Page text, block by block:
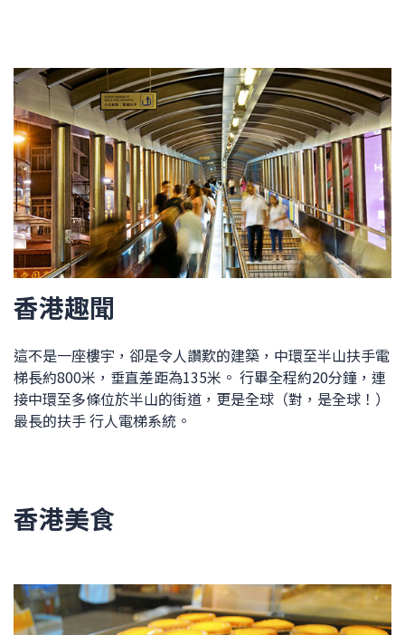
香港趣聞
這不是一座樓宇，卻是令人讚歎的建築，中環至半山扶手電
梯長約800米，垂直差距為135米。 行畢全程約20分鐘，連
接中環至多條位於半山的街道，更是全球（對，是全球！）
最長的扶手 行人電梯系統。
香港美食